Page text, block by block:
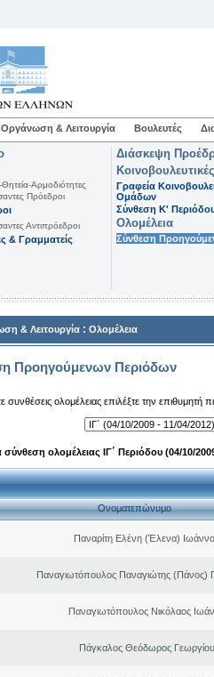
Οργάνωση & Λειτουργία Βουλευτές
Αρμοδιότητες
Πρόεδροι
Αντιπρόεδροι
& Γραμματείς
Διάσκεψη
Γραφεία
Ομάδων
Σύνθεση K'
Ολομέλεια
Σύνθεση
& Λειτουργία : Ολομέλεια
Προηγούμενων Περιόδων
συνθέσεις ολομέλειας επιλέξτε την επιθυμητή
σύνθεση ολομέλειας ΙΓ΄ Περιόδου (04/10/
Ονοματεπώνυμο
Παναρίτη Ελένη (Έλενα)
Παναγιωτόπουλος Παναγιώτης (Πάνος)
Παναγιωτόπουλος Νικόλαος
Πάγκαλος Θεόδωρος Γεωργίου